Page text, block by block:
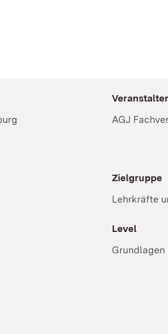
AGJ
Zielgruppe
Lehrkräfte
Level
Grundlagen